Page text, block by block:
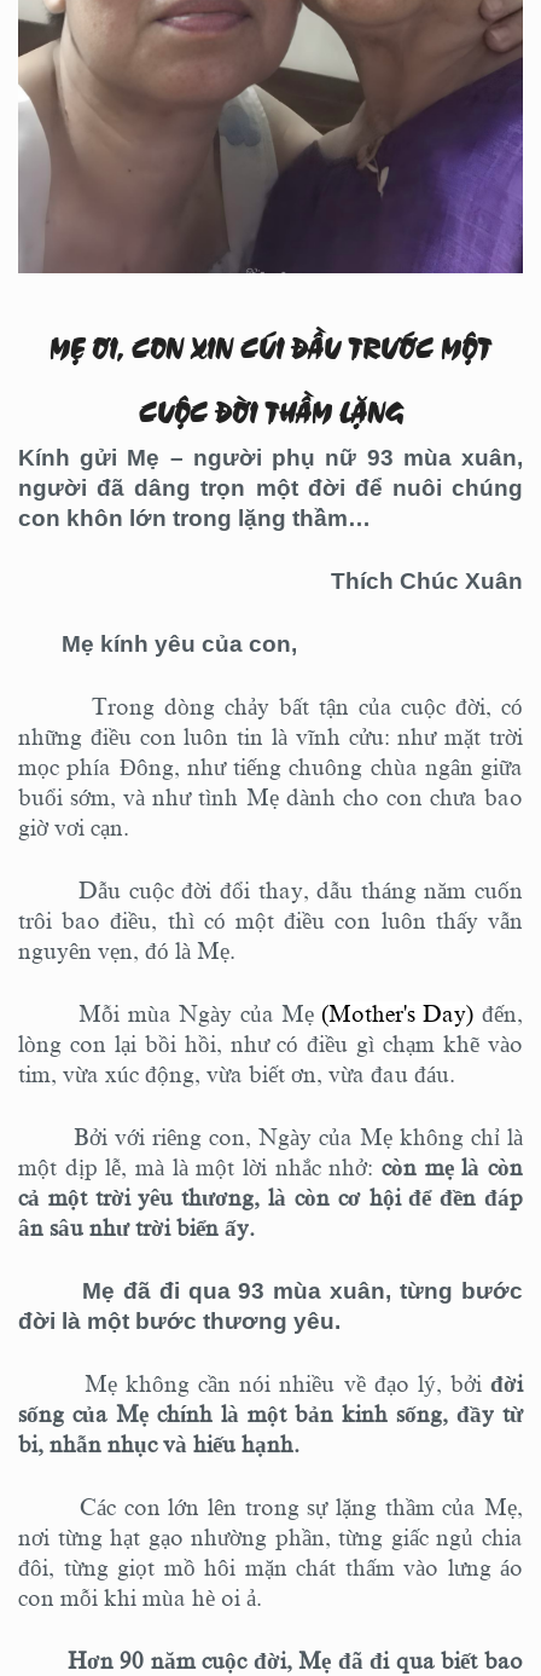
MẸ ƠI, CON XIN CÚI ĐẦU TRƯỚC MỘT
CUỘC ĐỜI THẦM LẶNG
Kính gửi Mẹ – người phụ nữ 93 mùa xuân,
người đã dâng trọn một đời để nuôi chúng
con khôn lớn trong lặng thầm…
Thích Chúc Xuân
Mẹ kính yêu của con,
Trong dòng chảy bất tận của cuộc đời, có
những điều con luôn tin là vĩnh cửu: như mặt trời
mọc phía Đông, như tiếng chuông chùa ngân giữa
buổi sớm, và như tình Mẹ dành cho con chưa bao
giờ vơi cạn.
Dẫu cuộc đời đổi thay, dẫu tháng năm cuốn
trôi bao điều, thì có một điều con luôn thấy vẫn
nguyên vẹn, đó là Mẹ.
Mỗi mùa Ngày của Mẹ (Mother's Day) đến,
lòng con lại bồi hồi, như có điều gì chạm khẽ vào
tim, vừa xúc động, vừa biết ơn, vừa đau đáu.
Bởi với riêng con, Ngày của Mẹ không chỉ là
một dịp lễ, mà là một lời nhắc nhở: còn mẹ là còn
cả một trời yêu thương, là còn cơ hội để đền đáp
ân sâu như trời biển ấy.
Mẹ đã đi qua 93 mùa xuân, từng bước
đời là một bước thương yêu.
Mẹ không cần nói nhiều về đạo lý, bởi đời
sống của Mẹ chính là một bản kinh sống, đầy từ
bi, nhẫn nhục và hiếu hạnh.
Các con lớn lên trong sự lặng thầm của Mẹ,
nơi từng hạt gạo nhường phần, từng giấc ngủ chia
đôi, từng giọt mồ hôi mặn chát thấm vào lưng áo
con mỗi khi mùa hè oi ả.
Hơn 90 năm cuộc đời, Mẹ đã đi qua biết bao